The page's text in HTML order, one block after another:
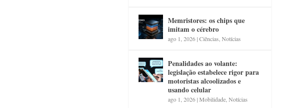
Memristores: os chips que
imitam o cérebro
ago 1, 2026|Ciências ,Notícias
Penalidades ao volante:
legislação estabelece rigor para
motoristas alcoolizados e
usando celular
ago 1, 2026|Mobilidade ,Notícias